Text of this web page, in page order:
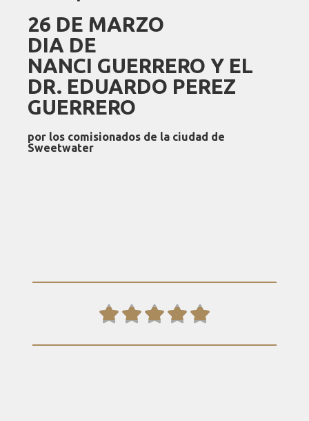
26 DE MARZO
DIA DE
NANCI GUERRERO Y EL
DR. EDUARDO PEREZ
GUERRERO
por los comisionados de la ciudad de
Sweetwater
